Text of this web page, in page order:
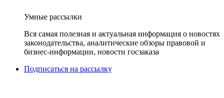
Умные рассылки
Вся самая полезная и актуальная информация о новостях
законодательства, аналитические обзоры правовой и
бизнес-информации, новости госзаказа
Подписаться на рассылку